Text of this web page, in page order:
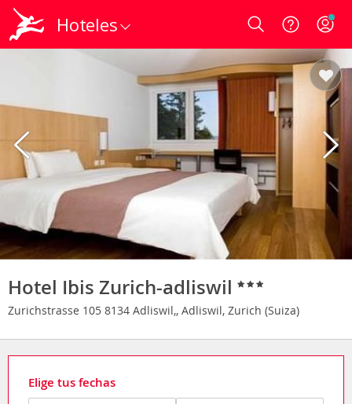
Hoteles Login
Hotel Ibis Zurich-adliswil
Zurichstrasse 105 8134 Adliswil,, Adliswil, Zurich (Suiza)
Elige tus fechas